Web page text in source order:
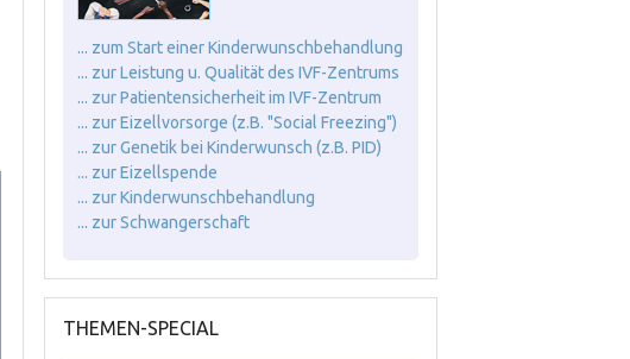
... zum Start einer Kinderwunschbehandlung
... zur Leistung u. Qualität des IVF-Zentrums
... zur Patientensicherheit im IVF-Zentrum
... zur Eizellvorsorge (z.B. "Social Freezing")
... zur Genetik bei Kinderwunsch (z.B. PID)
... zur Eizellspende
... zur Kinderwunschbehandlung
... zur Schwangerschaft
THEMEN-SPECIAL